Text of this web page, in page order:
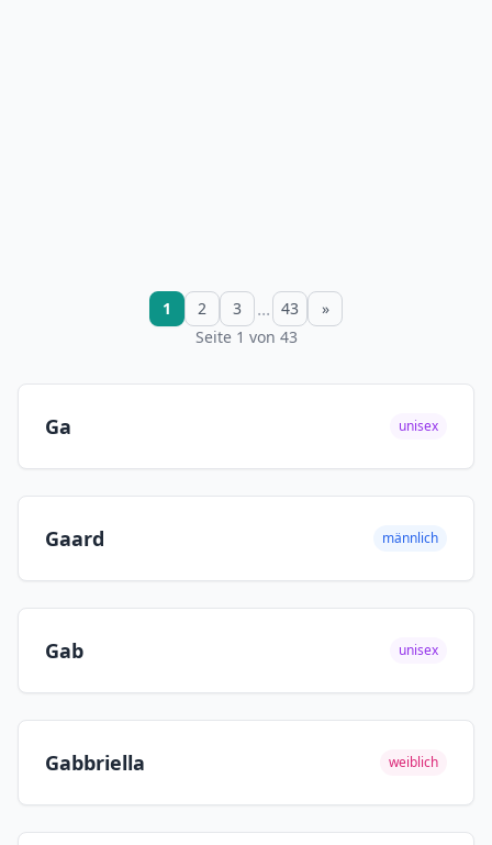
1 2 3 ... 43
»
Seite 1 von 43
Ga unisex
Gaard männlich
Gab unisex
Gabbriella weiblich